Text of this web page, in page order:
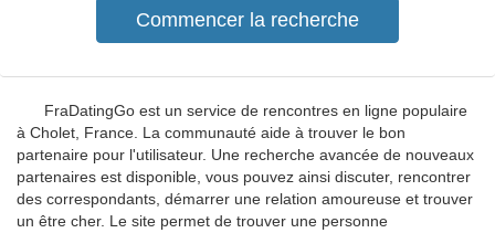
FraDatingGo est un service de rencontres en ligne populaire
à Cholet, France. La communauté aide à trouver le bon
partenaire pour l'utilisateur. Une recherche avancée de nouveaux
partenaires est disponible, vous pouvez ainsi discuter, rencontrer
des correspondants, démarrer une relation amoureuse et trouver
un être cher. Le site permet de trouver une personne